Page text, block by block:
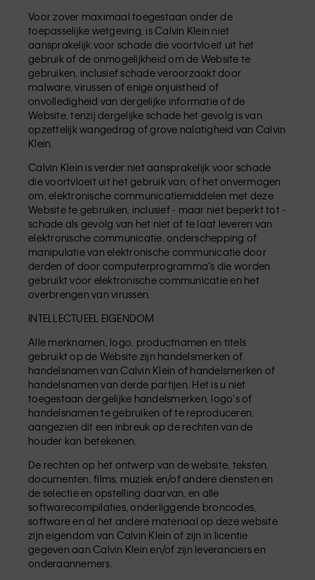
Voor zover maximaal toegestaan onder de
toepasselijke wetgeving, is Calvin Klein niet
aansprakelijk voor schade die voortvloeit uit het
gebruik of de onmogelijkheid om de Website te
gebruiken, inclusief schade veroorzaakt door
malware, virussen of enige onjuistheid of
onvolledigheid van dergelijke informatie of de
Website, tenzij dergelijke schade het gevolg is van
opzettelijk wangedrag of grove nalatigheid van Calvin
Klein.
Calvin Klein is verder niet aansprakelijk voor schade
die voortvloeit uit het gebruik van, of het onvermogen
om, elektronische communicatiemiddelen met deze
Website te gebruiken, inclusief - maar niet beperkt tot -
schade als gevolg van het niet of te laat leveren van
elektronische communicatie, onderschepping of
manipulatie van elektronische communicatie door
derden of door computerprogramma’s die worden
gebruikt voor elektronische communicatie en het
overbrengen van virussen.
INTELLECTUEEL EIGENDOM
Alle merknamen, logo, productnamen en titels
gebruikt op de Website zijn handelsmerken of
handelsnamen van Calvin Klein of handelsmerken of
handelsnamen van derde partijen. Het is u niet
toegestaan dergelijke handelsmerken, logo’s of
handelsnamen te gebruiken of te reproduceren,
aangezien dit een inbreuk op de rechten van de
houder kan betekenen.
De rechten op het ontwerp van de website, teksten,
documenten, films, muziek en/of andere diensten en
de selectie en opstelling daarvan, en alle
softwarecompilaties, onderliggende broncodes,
software en al het andere materiaal op deze website
zijn eigendom van Calvin Klein of zijn in licentie
gegeven aan Calvin Klein en/of zijn leveranciers en
onderaannemers.